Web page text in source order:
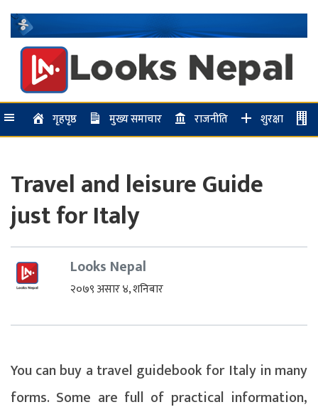
गृहपृष्ठ मुख्य समाचार राजनीति शुरक्षा
Travel and leisure Guide
just for Italy
Looks Nepal
२०७९ असार ४, शनिबार
You can buy a travel guidebook for Italy in many
forms. Some are full of practical information,